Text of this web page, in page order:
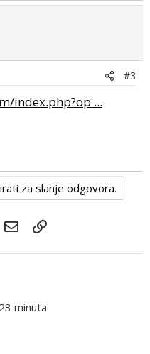
#3
index.php?op ...
za slanje odgovora.
WhatsApp
Email
minuta